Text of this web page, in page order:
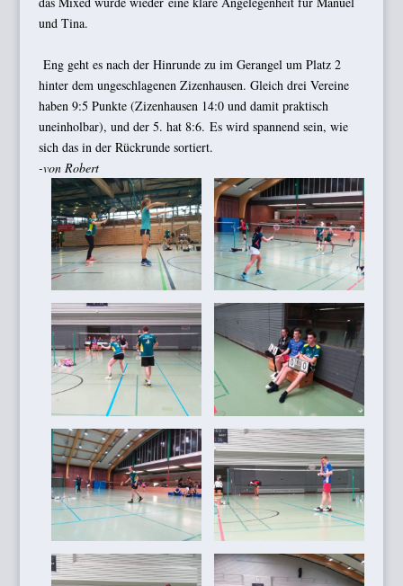
und Tina.
Eng geht es nach der Hinrunde zu im Gerangel um Platz 2
hinter dem ungeschlagenen Zizenhausen. Gleich drei Vereine
haben 9:5 Punkte (Zizenhausen 14:0 und damit praktisch
uneinholbar), und der 5. hat 8:6. Es wird spannend sein, wie
sich das in der Rückrunde sortiert.
-von Robert